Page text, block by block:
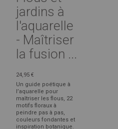
jardins à
l'aquarelle
- Maîtriser
la fusion ...
24,95 €
Un guide poétique à
l’aquarelle pour
maîtriser les flous, 22
motifs floraux à
peindre pas à pas,
couleurs fondantes et
inspiration botanique.